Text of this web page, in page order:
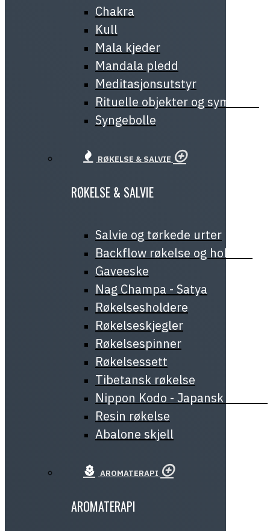
Chakra
Kull
Mala kjeder
Mandala pledd
Meditasjonsutstyr
Rituelle objekter og symboler
Syngebolle
RØKELSE & SALVIE
RØKELSE & SALVIE
Salvie og tørkede urter
Backflow røkelse og holdere
Gaveeske
Nag Champa - Satya
Røkelsesholdere
Røkelseskjegler
Røkelsespinner
Røkelsessett
Tibetansk røkelse
Nippon Kodo - Japansk røkelse
Resin røkelse
Abalone skjell
AROMATERAPI
AROMATERAPI